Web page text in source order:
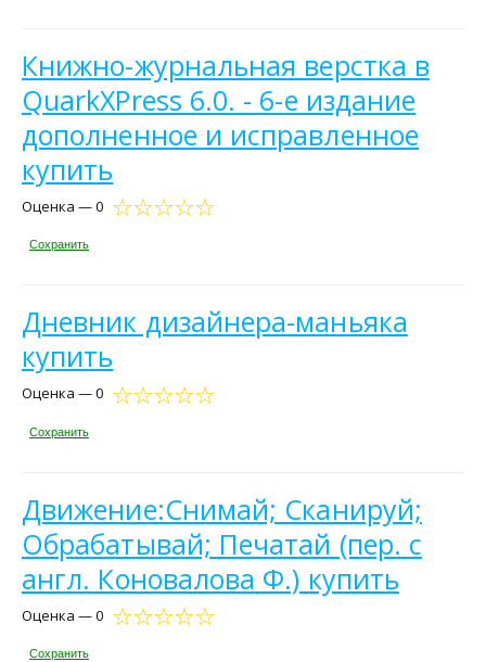
Книжно-журнальная верстка в
QuarkXPress 6.0. - 6-е издание
дополненное и исправленное
купить
Оценка — 0
Сохранить
Дневник дизайнера-маньяка
купить
Оценка — 0
Сохранить
Движение:Снимай; Сканируй;
Обрабатывай; Печатай (пер. с
англ. Коновалова Ф.) купить
Оценка — 0
Сохранить